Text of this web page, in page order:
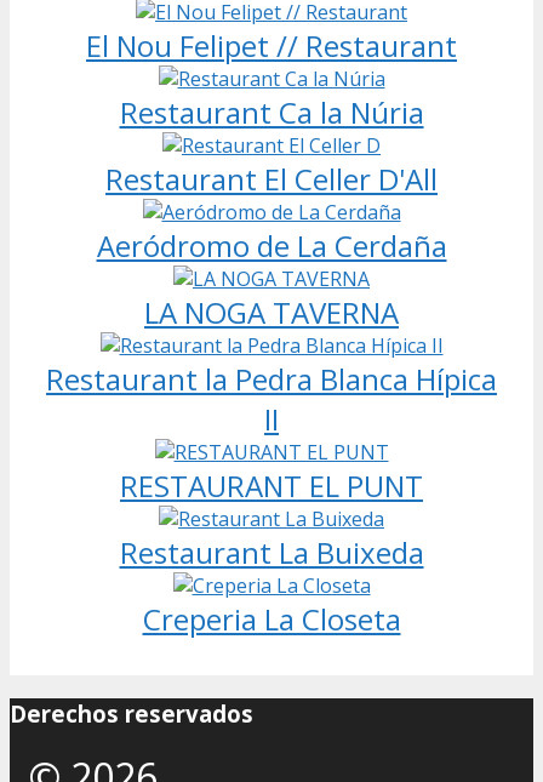
El Nou Felipet // Restaurant
Restaurant Ca la Núria
Restaurant El Celler D'All
Aeródromo de La Cerdaña
LA NOGA TAVERNA
Restaurant la Pedra Blanca Hípica
II
RESTAURANT EL PUNT
Restaurant La Buixeda
Creperia La Closeta
Derechos reservados